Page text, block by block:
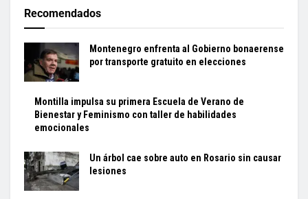
Recomendados
Montenegro enfrenta al Gobierno bonaerense
por transporte gratuito en elecciones
Montilla impulsa su primera Escuela de Verano de
Bienestar y Feminismo con taller de habilidades
emocionales
Un árbol cae sobre auto en Rosario sin causar
lesiones